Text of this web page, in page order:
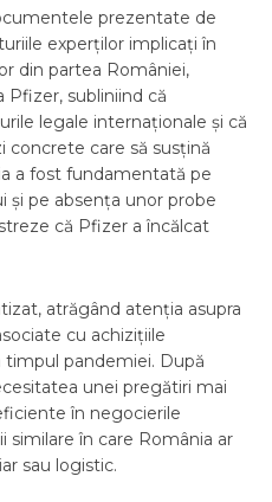
prezentate de
experților implicați în
din partea României,
Pfizer, subliniind că
legale internaționale și că
care să susțină
a fost fundamentată pe
și pe absența unor probe
că Pfizer a încălcat
atrăgând atenția asupra
cu achizițiile
timpul pandemiei. După
unei pregătiri mai
în negocierile
similare în care România ar
sau logistic.